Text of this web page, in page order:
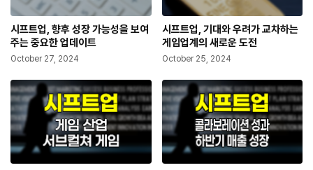
시프트업, 향후 성장 가능성을 보여
주는 중요한 업데이트
October 27, 2024
시프트업, 기대와 우려가 교차하는
게임업계의 새로운 도전
October 25, 2024